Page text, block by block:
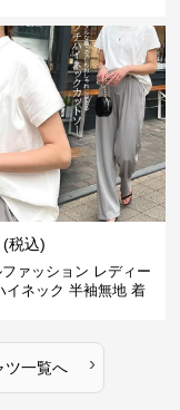
(税込)
ァッション レディー
イネック 半袖無地 着
ツ一覧へ ›